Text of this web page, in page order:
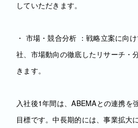
していただきます。
・ 市場・競合分析 ：戦略立案に向
社、市場動向の徹底したリサーチ・
きます。
入社後1年間は、ABEMAとの連携を
目標です。中長期的には、事業拡大